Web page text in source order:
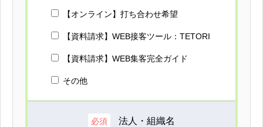
【オンライン】打ち合わせ希望
【資料請求】WEB接客ツール：TETORI
【資料請求】WEB集客完全ガイド
その他
必須 法人・組織名